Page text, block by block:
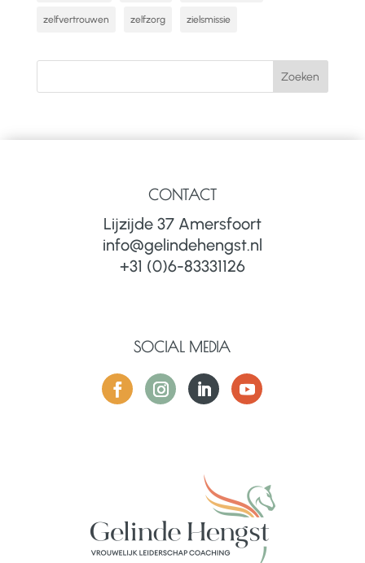
zelfvertrouwen zelfzorg zielsmissie
CONTACT
Lijzijde 37 Amersfoort
info@gelindehengst.nl
+31 (0)6-83331126
SOCIAL MEDIA